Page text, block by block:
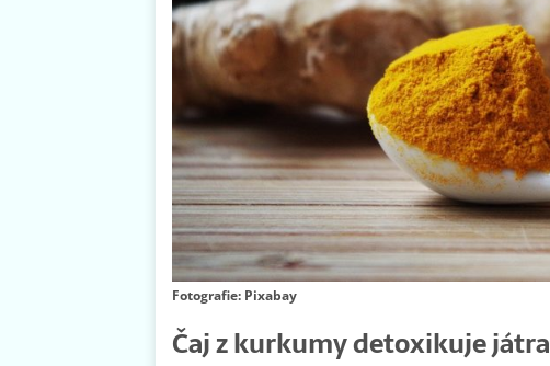
Fotografie: Pixabay
Čaj z kurkumy detoxikuje játra